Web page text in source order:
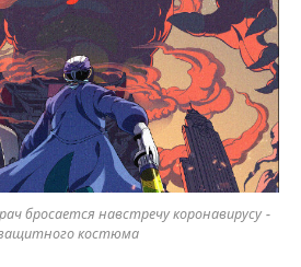
бросается навстречу коронавирусу -
костюма